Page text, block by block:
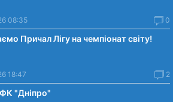
08:35 0
Причал Лігу на чемпіонат світу!
18:47 2
ФК "Дніпро"